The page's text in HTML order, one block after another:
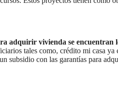
adquirir vivienda se encuentran
tales como, crédito mi casa
subsidio con las garantías para